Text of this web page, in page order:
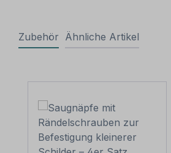
Zubehör Ähnliche Artikel